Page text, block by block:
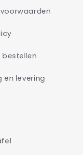
bestellen
en levering